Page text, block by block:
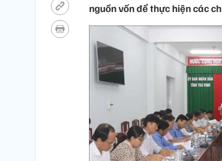
nguồn vốn để thực hiện các